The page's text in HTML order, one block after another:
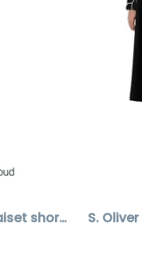
Valkoiset pellavaiset shortsit
S. Oliver